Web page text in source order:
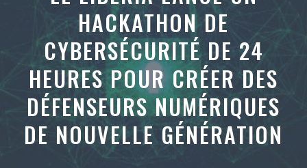
HACKATHON DE
CYBERSÉCURITÉ DE 24
HEURES POUR CRÉER DES
DÉFENSEURS NUMÉRIQUES
DE NOUVELLE GÉNÉRATION